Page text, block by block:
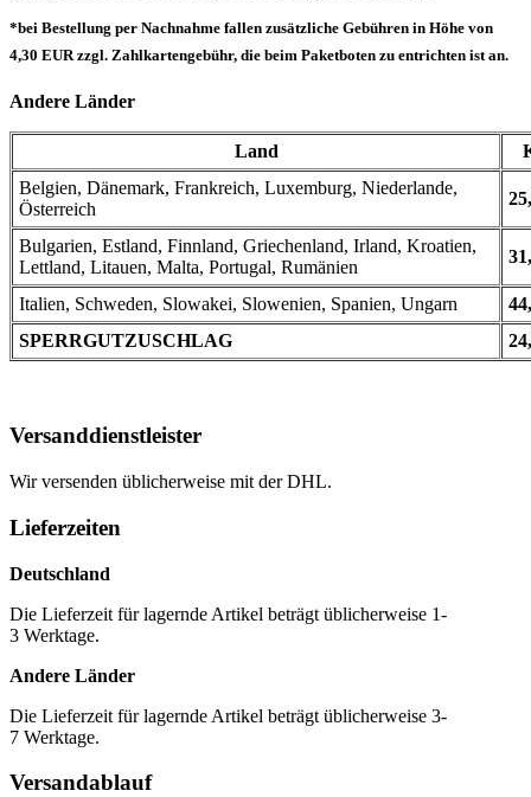
*bei Bestellung per Nachnahme fallen zusätzliche Gebühren in Höhe von
4,30 EUR zzgl. Zahlkartengebühr, die beim Paketboten zu entrichten ist an.
Andere Länder
Land
Belgien, Dänemark, Frankreich, Luxemburg, Niederlande,
Österreich
Bulgarien, Estland, Finnland, Griechenland, Irland, Kroatien,
Lettland, Litauen, Malta, Portugal, Rumänien
Italien, Schweden, Slowakei, Slowenien, Spanien, Ungarn
SPERRGUTZUSCHLAG
Versanddienstleister
Wir versenden üblicherweise mit der DHL.
Lieferzeiten
Deutschland
Die Lieferzeit für lagernde Artikel beträgt üblicherweise 1-
3 Werktage.
Andere Länder
Die Lieferzeit für lagernde Artikel beträgt üblicherweise 3-
7 Werktage.
Versandablauf